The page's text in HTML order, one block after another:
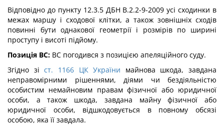
Відповідно до пункту 12.3.5 ДБН В.2.2-9-2009 усі сходинки в
межах маршу і сходової клітки, а також зовнішніх сходів
повинні бути однакової геометрії і розмірів по ширині
проступу і висоті підйому.
Позиція ВС: ВС погодився з позицією апеляційного суду.
Згідно зіст. 1166 ЦК України майнова шкода, завдана
неправомірними рішеннями, діями чи бездіяльністю
особистим немайновим правам фізичної або юридичної
особи, а також шкода, завдана майну фізичної або
юридичної особи, відшкодовується в повному обсязі
особою, яка її завдала.